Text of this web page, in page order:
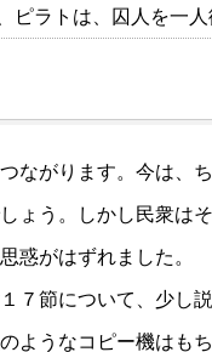
ピラトは、囚人を一
ながります。今は、
ょう。しかし民衆は
惑がはずれました。
７節について、少し
ようなコピー機はも